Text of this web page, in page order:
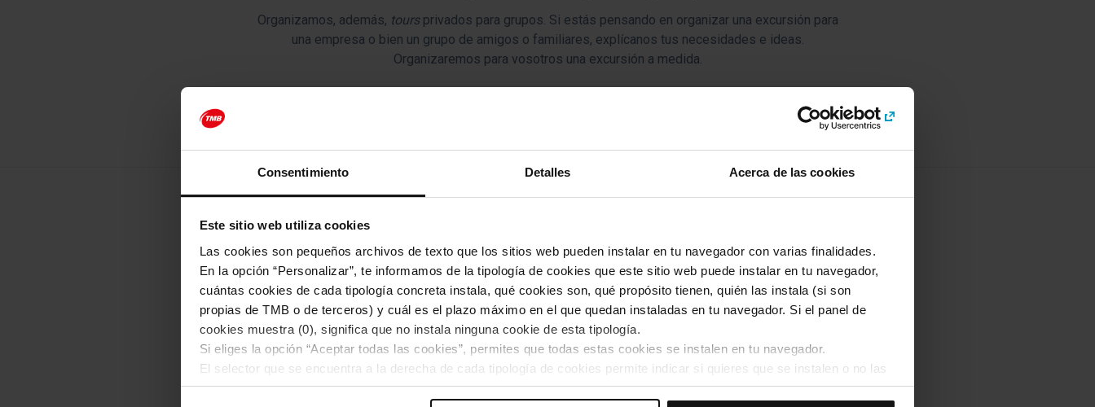
Consentimiento Detalles Acerca de las cookies
Este sitio web utiliza cookies
Las cookies son pequeños archivos de texto que los sitios web pueden instalar en tu navegador con varias finalidades.
En la opción “Personalizar”, te informamos de la tipología de cookies que este sitio web puede instalar en tu navegador,
cuántas cookies de cada tipología concreta instala, qué cookies son, qué propósito tienen, quién las instala (si son
propias de TMB o de terceros) y cuál es el plazo máximo en el que quedan instaladas en tu navegador. Si el panel de
cookies muestra (0), significa que no instala ninguna cookie de esta tipología.
Si eliges la opción “Aceptar todas las cookies”, permites que todas estas cookies se instalen en tu navegador.
El selector que se encuentra a la derecha de cada tipología de cookies permite indicar si quieres que se instalen o no las
cookies de esa clase.
Organizamos, además, toursprivados para grupos. Si estás pensando en organizar una excursión para
una empresa o bien un grupo de amigos o familiares, explícanos tus necesidades e ideas.
Organizaremos para vosotros una excursión a medida.
¿Qué ofrece el Catalunya Bus Turístic?
Realizamos visitas regulares en grupo, para descubrir los lugares más emblemáticos de Cataluña.
Acompañado por un guía oficial, descubrirás la cultura, los paisajes y la gastronomía de Cataluña.
Las ventajas de descubrir Cataluña con nuestros autobuses
Los autocares están equipados con las máximas comodidades para que puedas disfrutar de tu viaje.